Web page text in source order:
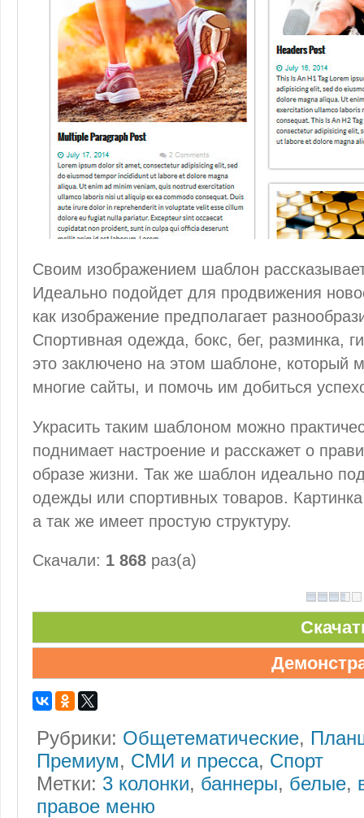
Своим изображением шаблон
Идеально подойдет для продвижения
как изображение предполагает
Спортивная одежда, бокс, бег, разминка,
это заключено на этом шаблоне, который
многие сайты, и помочь им добиться
Украсить таким шаблоном можно
поднимает настроение и расскажет о
образе жизни. Так же шаблон идеально
одежды или спортивных товаров.
а так же имеет простую структуру.
Скачали: 1 868 раз(а)
Рубрики: Общетематические,
Премиум, СМИ и пресса, Спорт
Метки: 3 колонки, баннеры, белые,
правое меню